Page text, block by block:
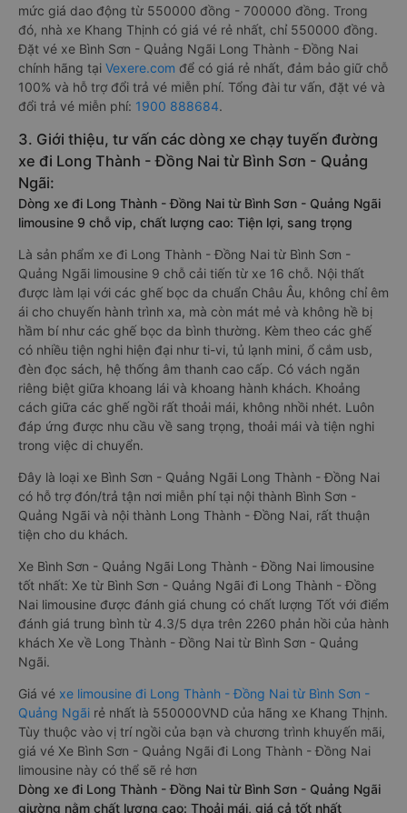
mức giá dao động từ 550000 đồng - 700000 đồng. Trong
đó, nhà xe Khang Thịnh có giá vé rẻ nhất, chỉ 550000 đồng.
Đặt vé xe Bình Sơn - Quảng Ngãi Long Thành - Đồng Nai
chính hãng tại Vexere.com để có giá rẻ nhất, đảm bảo giữ chỗ
100% và hỗ trợ đổi trả vé miễn phí. Tổng đài tư vấn, đặt vé và
đổi trả vé miễn phí: 1900 888684.
3. Giới thiệu, tư vấn các dòng xe chạy tuyến đường
xe đi Long Thành - Đồng Nai từ Bình Sơn - Quảng
Ngãi:
Dòng xe đi Long Thành - Đồng Nai từ Bình Sơn - Quảng Ngãi
limousine 9 chỗ vip, chất lượng cao: Tiện lợi, sang trọng
Là sản phẩm xe đi Long Thành - Đồng Nai từ Bình Sơn -
Quảng Ngãi limousine 9 chỗ cải tiến từ xe 16 chỗ. Nội thất
được làm lại với các ghế bọc da chuẩn Châu Âu, không chỉ êm
ái cho chuyến hành trình xa, mà còn mát mẻ và không hề bị
hầm bí như các ghế bọc da bình thường. Kèm theo các ghế
có nhiều tiện nghi hiện đại như ti-vi, tủ lạnh mini, ổ cắm usb,
đèn đọc sách, hệ thống âm thanh cao cấp. Có vách ngăn
riêng biệt giữa khoang lái và khoang hành khách. Khoảng
cách giữa các ghế ngồi rất thoải mái, không nhồi nhét. Luôn
đáp ứng được nhu cầu về sang trọng, thoải mái và tiện nghi
trong việc di chuyển.
Đây là loại xe Bình Sơn - Quảng Ngãi Long Thành - Đồng Nai
có hỗ trợ đón/trả tận nơi miễn phí tại nội thành Bình Sơn -
Quảng Ngãi và nội thành Long Thành - Đồng Nai, rất thuận
tiện cho du khách.
Xe Bình Sơn - Quảng Ngãi Long Thành - Đồng Nai limousine
tốt nhất: Xe từ Bình Sơn - Quảng Ngãi đi Long Thành - Đồng
Nai limousine được đánh giá chung có chất lượng Tốt với điểm
đánh giá trung bình từ 4.3/5 dựa trên 2260 phản hồi của hành
khách Xe về Long Thành - Đồng Nai từ Bình Sơn - Quảng
Ngãi.
Giá vé xe limousine đi Long Thành - Đồng Nai từ Bình Sơn -
Quảng Ngãi rẻ nhất là 550000VND của hãng xe Khang Thịnh.
Tùy thuộc vào vị trí ngồi của bạn và chương trình khuyến mãi,
giá vé Xe Bình Sơn - Quảng Ngãi đi Long Thành - Đồng Nai
limousine này có thể sẽ rẻ hơn
Dòng xe đi Long Thành - Đồng Nai từ Bình Sơn - Quảng Ngãi
giường nằm chất lượng cao: Thoải mái, giá cả tốt nhất